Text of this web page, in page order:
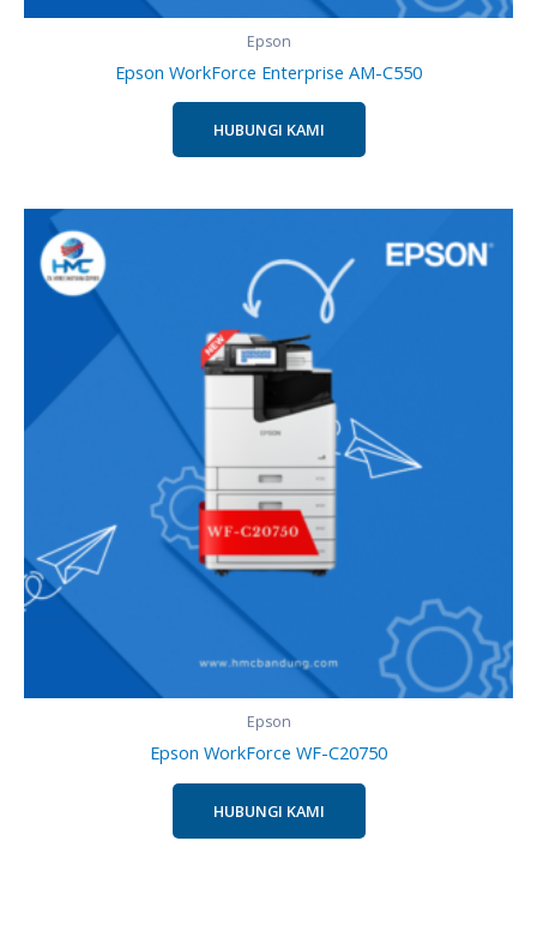
Epson
Epson WorkForce Enterprise AM-C550
HUBUNGI KAMI
Epson
Epson WorkForce WF-C20750
HUBUNGI KAMI